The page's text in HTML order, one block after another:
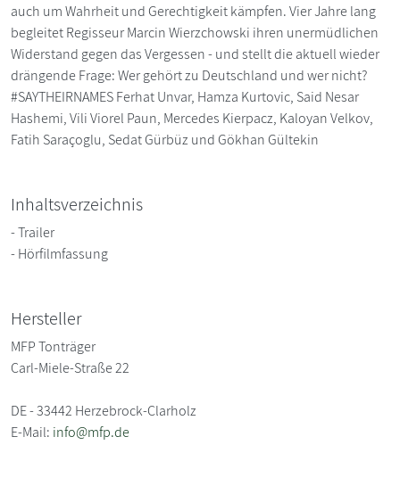
auch um Wahrheit und Gerechtigkeit kämpfen. Vier Jahre lang
begleitet Regisseur Marcin Wierzchowski ihren unermüdlichen
Widerstand gegen das Vergessen - und stellt die aktuell wieder
drängende Frage: Wer gehört zu Deutschland und wer nicht?
#SAYTHEIRNAMES Ferhat Unvar, Hamza Kurtovic, Said Nesar
Hashemi, Vili Viorel Paun, Mercedes Kierpacz, Kaloyan Velkov,
Fatih Saraçoglu, Sedat Gürbüz und Gökhan Gültekin
Inhaltsverzeichnis
- Trailer
- Hörfilmfassung
Hersteller
MFP Tonträger
Carl-Miele-Straße 22
DE - 33442 Herzebrock-Clarholz
E-Mail: info@mfp.de